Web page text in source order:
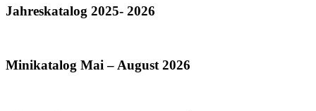
Jahreskatalog 2025- 2026
Minikatalog Mai – August 2026